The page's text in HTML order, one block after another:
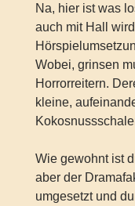
Na, hier ist was
auch mit Hall
Wobei, grinsen
Horrorreitern.
kleine,
Wie gewohnt ist
aber der
umgesetzt und